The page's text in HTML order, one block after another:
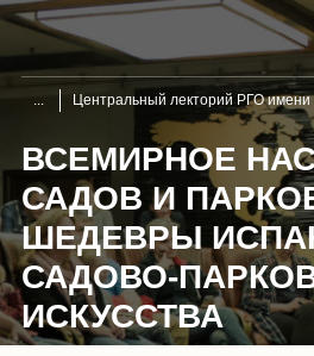
Центральный лекторий РГО
ВСЕМИРНОЕ
САДОВ И
ШЕДЕВРЫ
САДОВО-
ИСКУССТВА